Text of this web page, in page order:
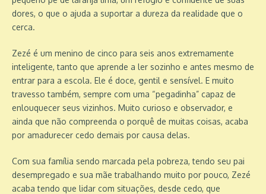
dores, o que o ajuda a suportar a dureza da realidade que o
cerca.
Zezé é um menino de cinco para seis anos extremamente
inteligente, tanto que aprende a ler sozinho e antes mesmo de
entrar para a escola. Ele é doce, gentil e sensível. E muito
travesso também, sempre com uma “pegadinha” capaz de
enlouquecer seus vizinhos. Muito curioso e observador, e
ainda que não compreenda o porquê de muitas coisas, acaba
por amadurecer cedo demais por causa delas.
Com sua família sendo marcada pela pobreza, tendo seu pai
desempregado e sua mãe trabalhando muito por pouco, Zezé
acaba tendo que lidar com situações, desde cedo, que